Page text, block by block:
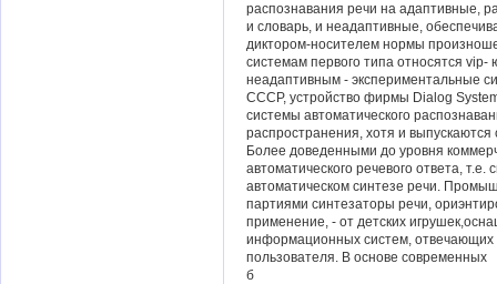
распознавания речи на адаптивные,
и словарь, и неадаптивные,
диктором-носителем нормы
системам первого типа относятся
неадаптивным - экспериментальные
СССР, устройство фирмы Dialog
системы автоматического
распространения, хотя и выпускаются
Более доведенными до уровня
автоматического речевого ответа,
автоматическом синтезе речи.
партиями синтезаторы речи,
применение, - от детских
информационных систем, отвечающих
пользователя. В основе современных
б